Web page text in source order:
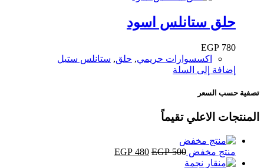
حلق ستانلس اسود
EGP 780
اكسسوارات حريمي, حلق, ستانلس ستيل
إضافة إلى السلة
تصفية حسب السعر
المنتجات الاعلي تقيماً
منتج مخفض EGP500
السعرEGP 480
السعر